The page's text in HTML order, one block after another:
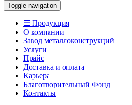
Toggle navigation
☰ Продукция
О компании
Завод металлоконструкций
Услуги
Прайс
Доставка и оплата
Карьера
Благотворительный Фонд
Контакты